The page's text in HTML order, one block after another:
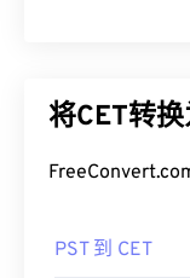
将CET转
PST 到 CET